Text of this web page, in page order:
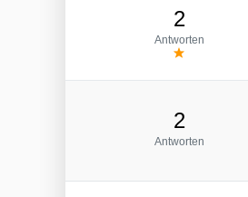
2
Antworten
2
Antworten